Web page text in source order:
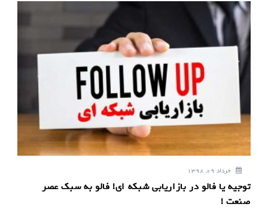
ن
و
ش
خرداد 09, 1398
توجیه یا فالو در بازاریابی شبکه ای! فالو به سبک عصر
صنعت !